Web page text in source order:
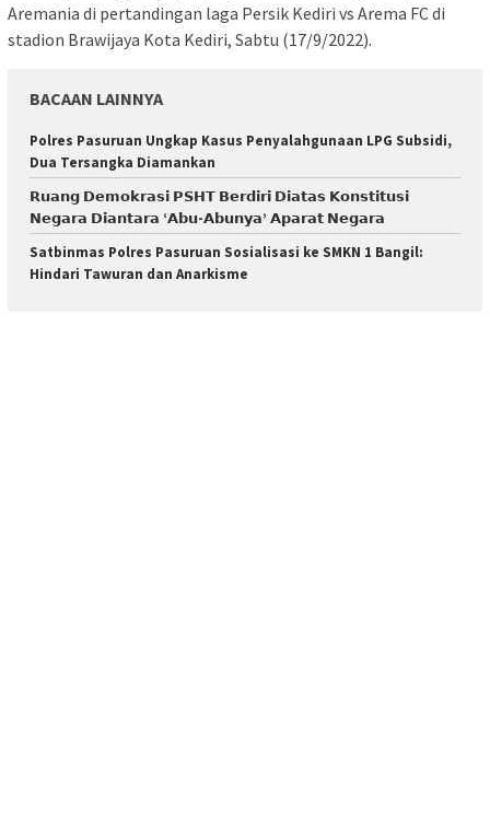
Aremania di pertandingan laga Persik Kediri vs Arema FC di
stadion Brawijaya Kota Kediri, Sabtu (17/9/2022).
BACAAN LAINNYA
Polres Pasuruan Ungkap Kasus Penyalahgunaan LPG Subsidi,
Dua Tersangka Diamankan
𝗥𝘂𝗮𝗻𝗴 𝗗𝗲𝗺𝗼𝗸𝗿𝗮𝘀𝗶 𝗣𝗦𝗛𝗧 𝗕𝗲𝗿𝗱𝗶𝗿𝗶 𝗗𝗶𝗮𝘁𝗮𝘀 𝗞𝗼𝗻𝘀𝘁𝗶𝘁𝘂𝘀𝗶
𝗡𝗲𝗴𝗮𝗿𝗮 𝗗𝗶𝗮𝗻𝘁𝗮𝗿𝗮 ‘𝗔𝗯𝘂-𝗔𝗯𝘂𝗻𝘆𝗮’ 𝗔𝗽𝗮𝗿𝗮𝘁 𝗡𝗲𝗴𝗮𝗿𝗮
Satbinmas Polres Pasuruan Sosialisasi ke SMKN 1 Bangil:
Hindari Tawuran dan Anarkisme